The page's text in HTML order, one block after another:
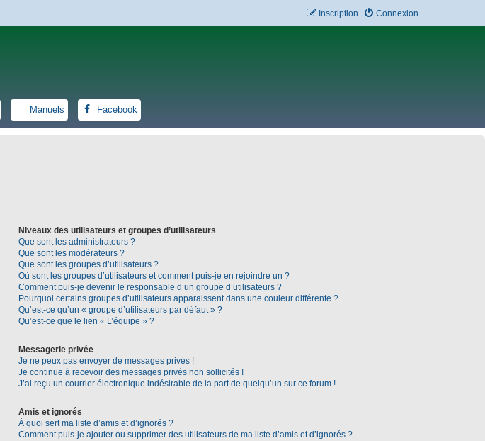
Connexion
Inscription
Manuels Facebook
Niveaux des utilisateurs et groupes d’utilisateurs
Que sont les administrateurs ?
Que sont les modérateurs ?
Que sont les groupes d’utilisateurs ?
Où sont les groupes d’utilisateurs et comment puis-je en rejoindre un ?
Comment puis-je devenir le responsable d’un groupe d’utilisateurs ?
Pourquoi certains groupes d’utilisateurs apparaissent dans une couleur différente ?
Qu’est-ce qu’un « groupe d’utilisateurs par défaut » ?
Qu’est-ce que le lien « L’équipe » ?
Messagerie privée
Je ne peux pas envoyer de messages privés !
Je continue à recevoir des messages privés non sollicités !
J’ai reçu un courrier électronique indésirable de la part de quelqu’un sur ce forum !
Amis et ignorés
À quoi sert ma liste d’amis et d’ignorés ?
Comment puis-je ajouter ou supprimer des utilisateurs de ma liste d’amis et d’ignorés ?